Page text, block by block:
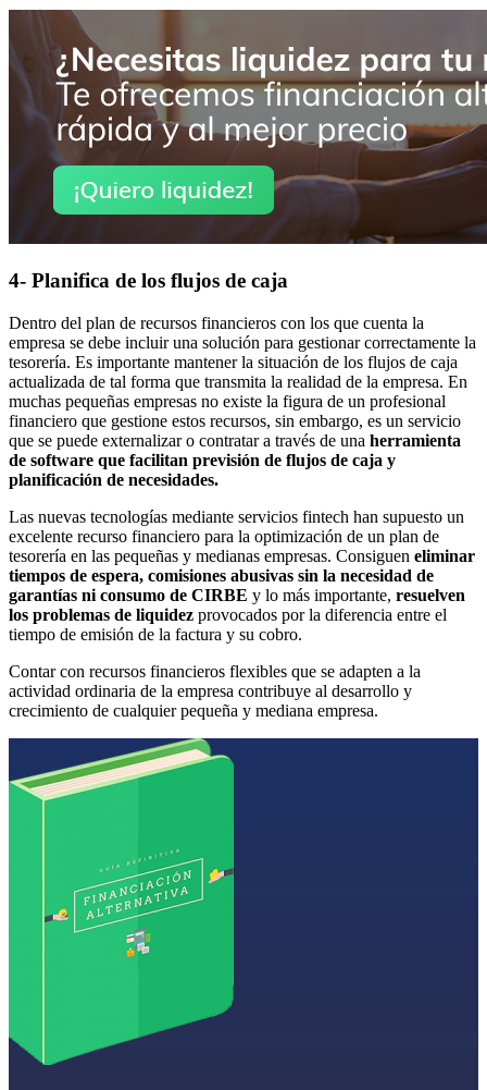
4- Planifica de los flujos de caja
Dentro del plan de recursos financieros con los que cuenta la
empresa se debe incluir una solución para gestionar correctamente la
tesorería. Es importante mantener la situación de los flujos de caja
actualizada de tal forma que transmita la realidad de la empresa. En
muchas pequeñas empresas no existe la figura de un profesional
financiero que gestione estos recursos, sin embargo, es un servicio
que se puede externalizar o contratar a través de una herramienta
de software que facilitan previsión de flujos de caja y
planificación de necesidades.
Las nuevas tecnologías mediante servicios fintech han supuesto un
excelente recurso financiero para la optimización de un plan de
tesorería en las pequeñas y medianas empresas. Consiguen eliminar
tiempos de espera, comisiones abusivas sin la necesidad de
garantías ni consumo de CIRBE y lo más importante, resuelven
los problemas de liquidez provocados por la diferencia entre el
tiempo de emisión de la factura y su cobro.
Contar con recursos financieros flexibles que se adapten a la
actividad ordinaria de la empresa contribuye al desarrollo y
crecimiento de cualquier pequeña y mediana empresa.